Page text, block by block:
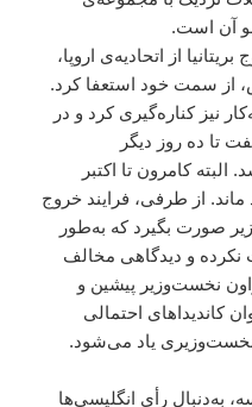
آن است.
از اتحادیه‌ی اروپا،
از سمت خود استعفا کرد.
نیز کناره‌گیری کرد و در
تا ده روز دیگر
کامرون تا اکتبر
از طرفی، فرایند خروج
صورت بگیرد که به‌طور
نکرده و دیدگاهی مخالف
نخست‌وزیر پیشین و
کاندیداهای احتمالی
یاد می‌شود.
به‌دنبال رأی انگلیسی‌ها